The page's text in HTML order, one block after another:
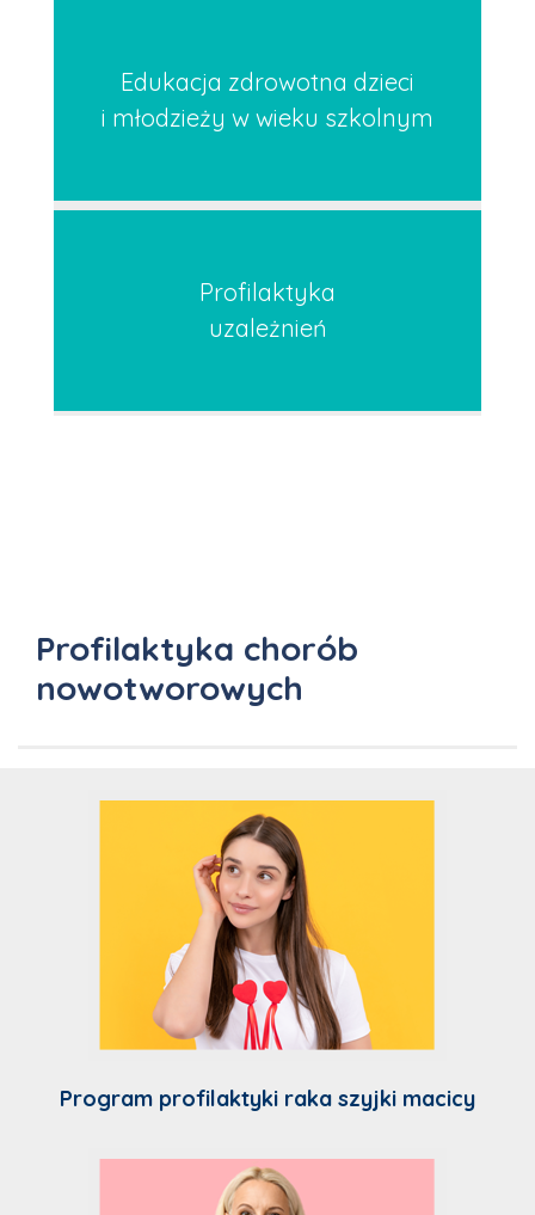
Edukacja zdrowotna dzieci
i młodzieży w wieku szkolnym
Profilaktyka
uzależnień
Profilaktyka chorób
nowotworowych
Program profilaktyki raka szyjki macicy